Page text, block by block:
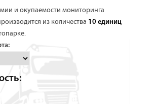
и окупаемости мониторинга
из количества 10 единиц